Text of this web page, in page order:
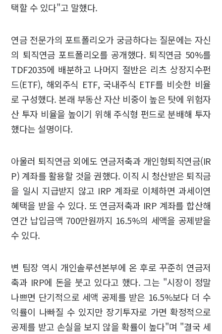
택할 수 있다"고 말했다.
연금 전문가의 포트폴리오가 궁금하다는 질문에는 자신
의 퇴직연금 포트폴리오를 공개했다. 퇴직연금 50%를
TDF2035에 배분하고 나머지 절반은 리츠 상장지수펀
드(ETF), 해외주식 ETF, 국내주식 ETF를 비슷한 비율
로 구성했다. 본래 부동산 자산 비중이 높은 탓에 위험자
산 투자 비율을 높이기 위해 주식형 펀드로 분배해 투자
했다는 설명이다.
아울러 퇴직연금 외에도 연금저축과 개인형퇴직연금(IR
P) 계좌를 활용할 것을 권했다. 이직 시 청산받은 퇴직금
을 일시 지급받지 않고 IRP 계좌로 이체하면 과세이연
혜택을 받을 수 있다. 또 연금저축과 IRP 계좌를 합산해
연간 납입금액 700만원까지 16.5%의 세액을 공제받을
수 있다.
변 팀장 역시 개인솔루션본부에 온 후로 꾸준히 연금저
축과 IRP에 돈을 붓고 있다고 했다. 그는 "시장이 정말
나쁘면 단기적으로 세액 공제를 받은 16.5%보다 더 수
익률이 나빠질 수 있지만 장기투자로 가면 확정적으로
공제를 받고 손실을 보지 않을 확률이 높다"며 "결국 세